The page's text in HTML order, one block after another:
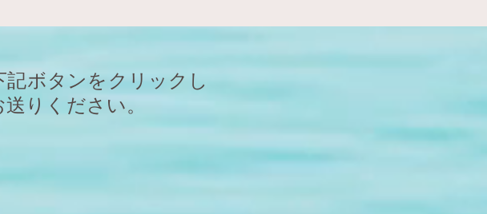
ボタンをクリック し
りください。